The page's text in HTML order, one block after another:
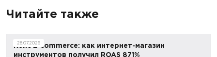
Читайте также
28.07.2026
Кейс E-commerce: как интернет-магазин
инструментов получил ROAS 871%